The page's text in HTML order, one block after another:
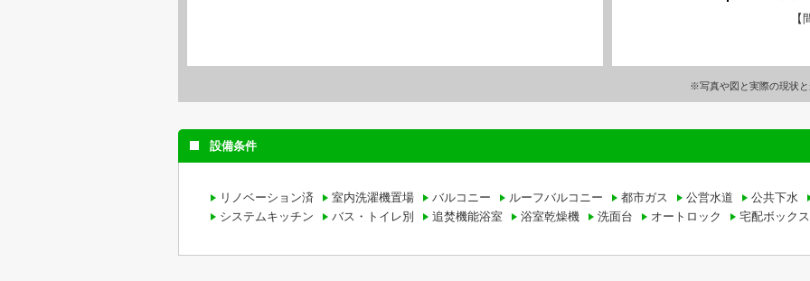
【
※写真や図と実際の現状
設備条件
リノベーション済 室内洗濯機置場 バルコニー ルーフバルコニー 都市ガス 公営水道
公共下水
システムキッチン
バス・トイレ別 追焚機能浴室 浴室乾燥機 洗面台 オートロック 宅配ボックス